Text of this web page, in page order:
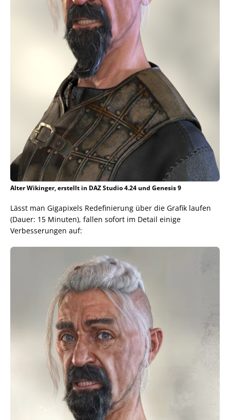
Alter Wikinger, erstellt in DAZ Studio 4.24 und Genesis 9
Lässt man Gigapixels Redefinierung über die Grafik laufen
(Dauer: 15 Minuten), fallen sofort im Detail einige
Verbesserungen auf: